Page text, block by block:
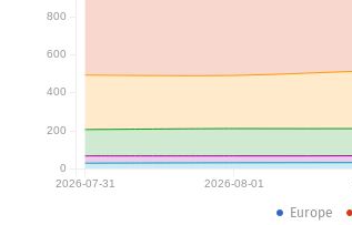
2026-07-31 2026-08-01
0
200
400
600
800
Europe